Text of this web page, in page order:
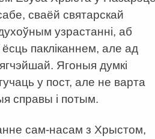
сваёй святарскай
узрастанні, аб
пакліканнем, але ад
Ягоныя думкі
у пост, але не варта
справы і потым.
сам-насам з Хрыстом,